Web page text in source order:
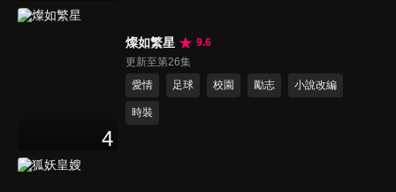
4
燦如繁星
9.6
更新至第26集
愛情
足球 校園 勵志 小說改編
時裝